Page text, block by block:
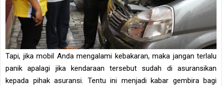
Tapi, jika mobil Anda mengalami kebakaran, maka jangan terlalu
panik apalagi jika kendaraan tersebut sudah di asuransikan
kepada pihak asuransi. Tentu ini menjadi kabar gembira bagi